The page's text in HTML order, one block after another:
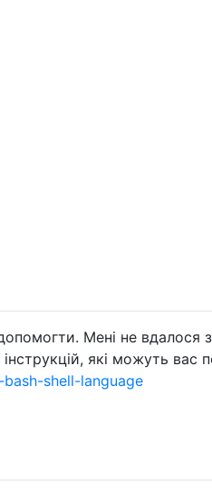
Мені не вдалося
які можуть вас
shell-language